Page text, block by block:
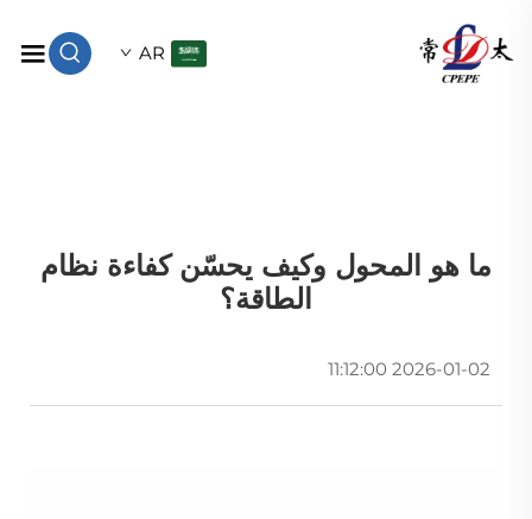
AR
ما هو المحول وكيف يحسّن كفاءة نظام
الطاقة؟
2026-01-02 11:12:00